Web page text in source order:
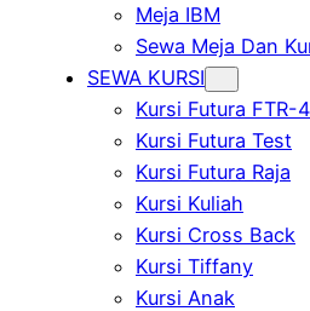
Meja IBM
Sewa Meja Dan
SEWA KURSI
Kursi Futura FTR-
Kursi Futura Test
Kursi Futura Raja
Kursi Kuliah
Kursi Cross Back
Kursi Tiffany
Kursi Anak